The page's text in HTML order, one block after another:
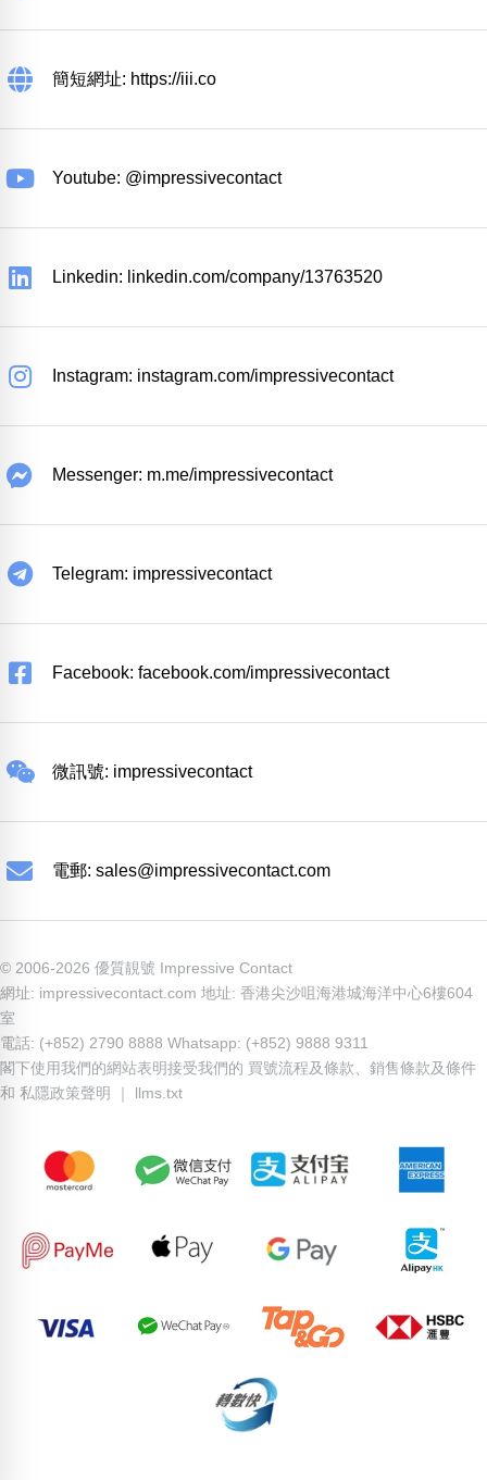
簡短網址: https://iii.co
Youtube: @impressivecontact
Linkedin: linkedin.com/company/13763520
Instagram: instagram.com/impressivecontact
Messenger: m.me/impressivecontact
Telegram: impressivecontact
Facebook: facebook.com/impressivecontact
微訊號: impressivecontact
電郵: sales@impressivecontact.com
© 2006-2026 優質靚號 Impressive Contact
網址: impressivecontact.com 地址: 香港尖沙咀海港城海洋中心6樓604
室
電話: (+852) 2790 8888 Whatsapp: (+852) 9888 9311
閣下使用我們的網站表明接受我們的 買號流程及條款
銷售條款及條件
和 私隱政策聲明 llms.txt